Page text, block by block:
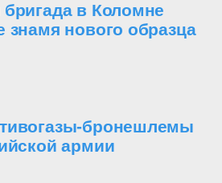
в Коломне
знамя нового образца
бронешлемы
армии